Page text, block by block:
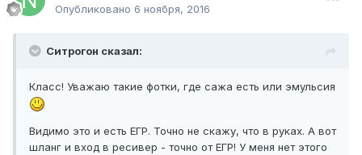
Опубликовано 6 ноября, 2016
Ситрогон сказал:
Класс! Уважаю такие фотки, где сажа есть или эмульсия
Видимо это и есть ЕГР. Точно не скажу, что в руках. А вот
шланг и вход в ресивер - точно от ЕГР! У меня нет этого